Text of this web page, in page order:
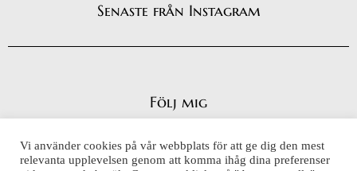
Senaste från Instagram
Följ mig
Vi använder cookies på vår webbplats för att ge dig den mest
relevanta upplevelsen genom att komma ihåg dina preferenser